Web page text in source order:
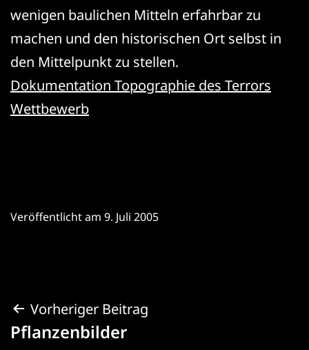
wenigen baulichen Mitteln erfahrbar zu
machen und den historischen Ort selbst in
den Mittelpunkt zu stellen.
Dokumentation Topographie des Terrors
Wettbewerb
Veröffentlicht am 9. Juli 2005
Beitragsnavigation
Vorheriger Beitrag
Pflanzenbilder